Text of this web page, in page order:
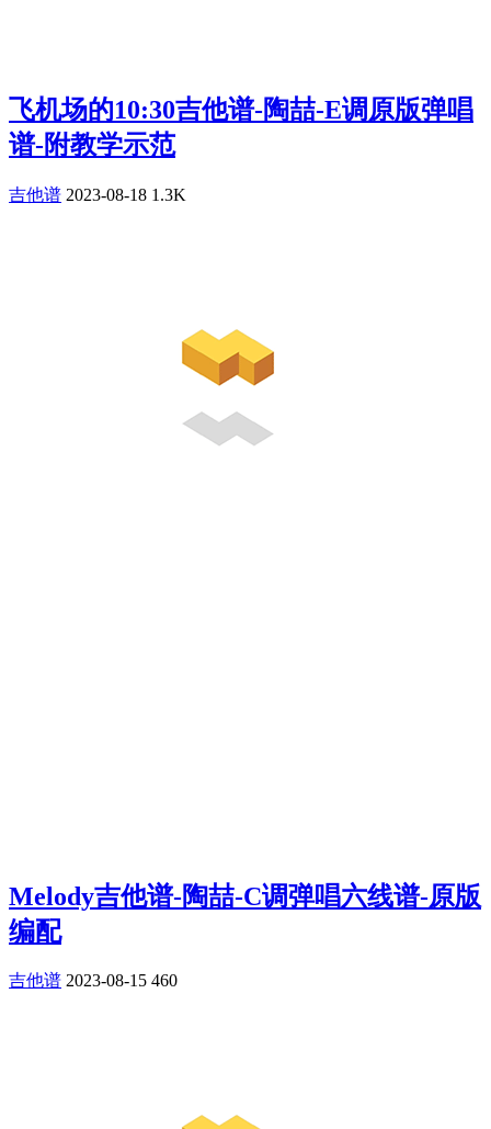
飞机场的10:30吉他谱-陶喆-E调原版弹唱
谱-附教学示范
吉他谱 2023-08-18 1.3K
Melody吉他谱-陶喆-C调弹唱六线谱-原版
编配
吉他谱 2023-08-15 460